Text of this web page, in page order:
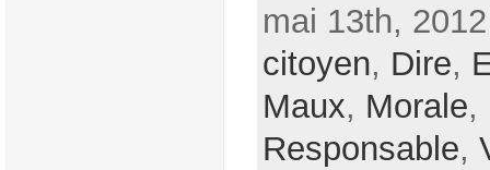
mai 13th,
citoyen, Dire,
Maux, Morale,
Responsable,